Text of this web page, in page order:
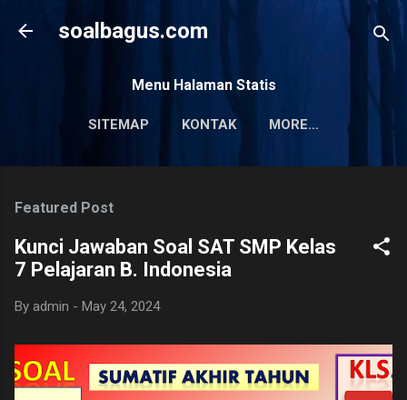
Skip to main content
soalbagus.com
Menu Halaman Statis
SITEMAP KONTAK MORE…
PRIVACY POLICY
Featured Post
Kunci Jawaban Soal SAT SMP Kelas
7 Pelajaran B. Indonesia
By admin - May 24, 2024